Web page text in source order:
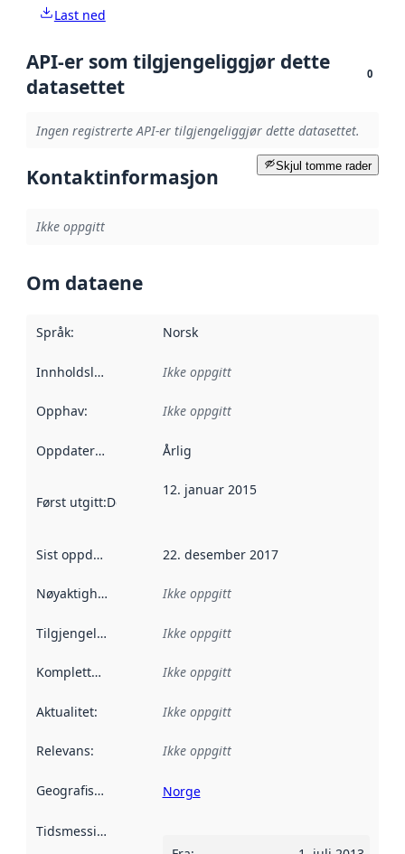
Last ned
API-er som tilgjengeliggjør dette
datasettet
0
Ingen registrerte API-er tilgjengeliggjør dette datasettet.
Skjul tomme rader
Kontaktinformasjon
Ikke oppgitt
Om dataene
Språk: Norsk
Innholdsleverandører :
Ikke oppgitt
Opphav: Ikke oppgitt
Oppdateringsfrekvens :
Årlig
Først utgitt:Denne datoen sier når dataene i dette
12. januar 2015
Sist oppdatert 22. desember 2017
Nøyaktighet Ikke oppgitt
Tilgjengelighet Ikke oppgitt
Kompletthet Ikke oppgitt
Aktualitet: Ikke oppgitt
Relevans: Ikke oppgitt
Geografisk avgrensning :
Norge
Tidsmessig avgrensning